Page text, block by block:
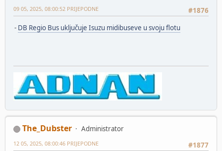
#1876
09 05, 2025, 08:00:52 PRIJEPODNE
- DB Regio Bus uključuje Isuzu midibuseve u svoju flotu
The_Dubster
Administrator
#1877
12 05, 2025, 08:00:46 PRIJEPODNE